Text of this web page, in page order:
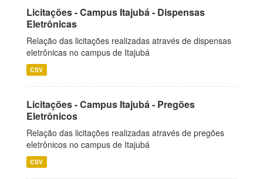
Licitações - Campus Itajubá - Dispensas
Eletrônicas
Relação das licitações realizadas através de dispensas
eletrônicas no campus de Itajubá
CSV
Licitações - Campus Itajubá - Pregões
Eletrônicos
Relação das licitações realizadas através de pregões
eletrônicos no campus de Itajubá
CSV